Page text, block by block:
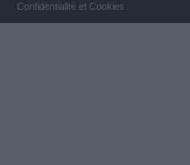
Confidentialité et Cookies